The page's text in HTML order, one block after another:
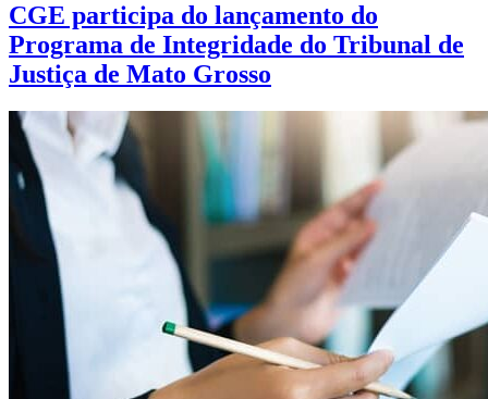
CGE participa do lançamento do
Programa de Integridade do Tribunal de
Justiça de Mato Grosso